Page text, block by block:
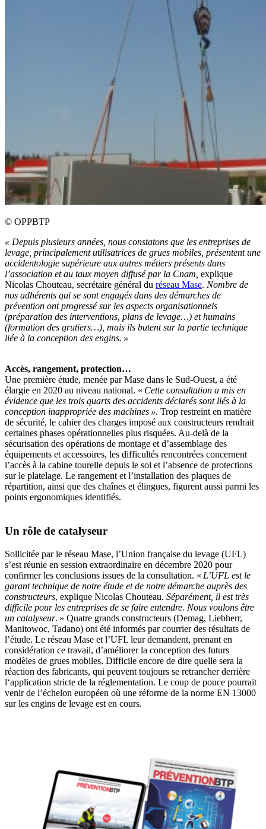
© OPPBTP
« Depuis plusieurs années, nous constatons que les entreprises de
levage, principalement utilisatrices de grues mobiles, présentent une
accidentologie supérieure aux autres métiers présents dans
l’association et au taux moyen diffusé par la Cnam, explique
Nicolas Chouteau, secrétaire général du réseau Mase. Nombre de
nos adhérents qui se sont engagés dans des démarches de
prévention ont progressé sur les aspects organisationnels
(préparation des interventions, plans de levage…) et humains
(formation des grutiers…), mais ils butent sur la partie technique
liée à la conception des engins. »
Accès, rangement, protection…
Une première étude, menée par Mase dans le Sud-Ouest, a été
élargie en 2020 au niveau national. « Cette consultation a mis en
évidence que les trois quarts des accidents déclarés sont liés à la
conception inappropriée des machines ». Trop restreint en matière
de sécurité, le cahier des charges imposé aux constructeurs rendrait
certaines phases opérationnelles plus risquées. Au-delà de la
sécurisation des opérations de montage et d’assemblage des
équipements et accessoires, les difficultés rencontrées concernent
l’accès à la cabine tourelle depuis le sol et l’absence de protections
sur le platelage. Le rangement et l’installation des plaques de
répartition, ainsi que des chaînes et élingues, figurent aussi parmi les
points ergonomiques identifiés.
Un rôle de catalyseur
Sollicitée par le réseau Mase, l’Union française du levage (UFL)
s’est réunie en session extraordinaire en décembre 2020 pour
confirmer les conclusions issues de la consultation. « L’UFL est le
garant technique de notre étude et de notre démarche auprès des
constructeurs, explique Nicolas Chouteau. Séparément, il est très
difficile pour les entreprises de se faire entendre. Nous voulons être
un catalyseur. » Quatre grands constructeurs (Demag, Liebherr,
Manitowoc, Tadano) ont été informés par courrier des résultats de
l’étude. Le réseau Mase et l’UFL leur demandent, prenant en
considération ce travail, d’améliorer la conception des futurs
modèles de grues mobiles. Difficile encore de dire quelle sera la
réaction des fabricants, qui peuvent toujours se retrancher derrière
l‘application stricte de la réglementation. Le coup de pouce pourrait
venir de l’échelon européen où une réforme de la norme EN 13000
sur les engins de levage est en cours.